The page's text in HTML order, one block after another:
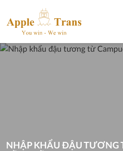
content
NHẬP KHẨU ĐẬU TƯƠNG